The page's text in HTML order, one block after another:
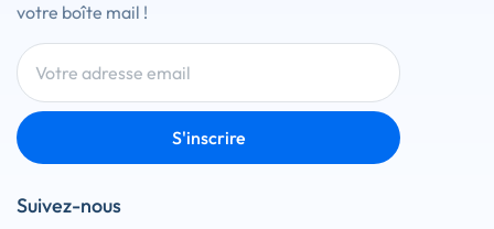
votre boîte mail !
S'inscrire
Suivez-nous